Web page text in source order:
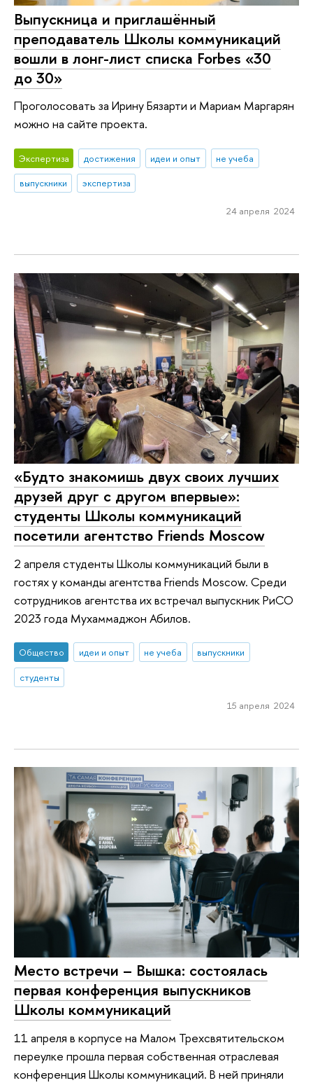
Выпускница и приглашённый
преподаватель Школы коммуникаций
вошли в лонг-лист списка Forbes «30
до 30»
Проголосовать за Ирину Бязарти и Мариам Маргарян
можно на сайте проекта.
Экспертиза достижения идеи и опыт
не учеба
выпускники
экспертиза
24 апреля 2024
«Будто знакомишь двух своих лучших
друзей друг с другом впервые»:
студенты Школы коммуникаций
посетили агентство Friends Moscow
2 апреля студенты Школы коммуникаций были в
гостях у команды агентства Friends Moscow. Среди
сотрудников агентства их встречал выпускник РиСО
2023 года Мухаммаджон Абилов.
Общество идеи и опыт не учеба
выпускники
студенты
15 апреля 2024
Место встречи – Вышка: состоялась
первая конференция выпускников
Школы коммуникаций
11 апреля в корпусе на Малом Трехсвятительском
переулке прошла первая собственная отраслевая
конференция Школы коммуникаций. В ней приняли